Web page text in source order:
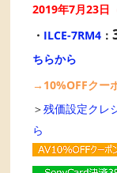
2019年7月23日
・ ILCE-7RM4 ：
ちらから
→10%OFFクー
＞残価設定クレ
ら